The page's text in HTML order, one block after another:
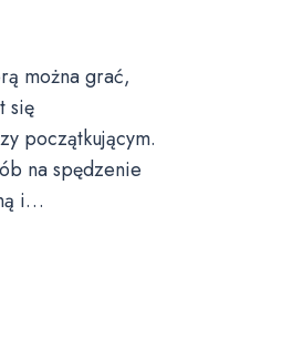
można grać,
się
początkującym.
na spędzenie
i…